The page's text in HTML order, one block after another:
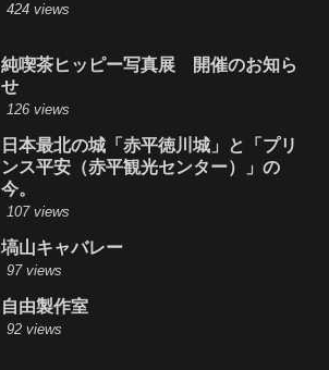
424 views
純喫茶ヒッピー写真展 開催のお知ら
せ
126 views
日本最北の城「赤平徳川城」と「プリ
ンス平安（赤平観光センター）」の
今。
107 views
塙山キャバレー
97 views
自由製作室
92 views